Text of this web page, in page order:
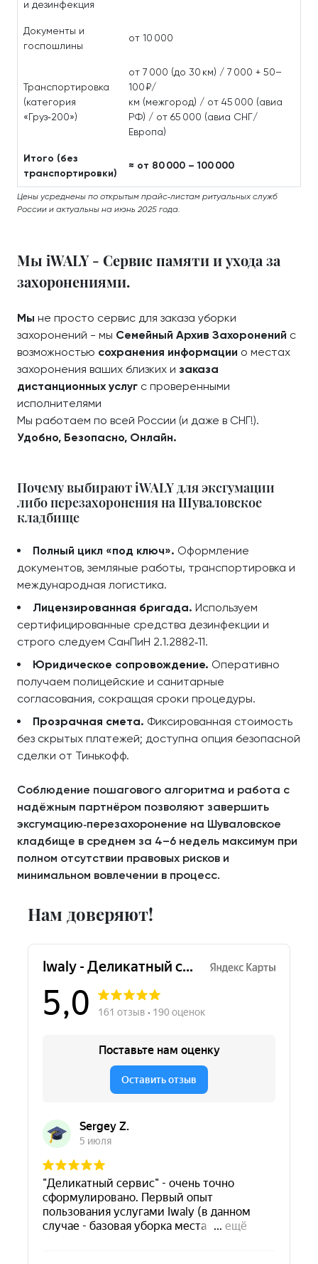
и дезинфекция
Документы и
госпошлины
от 10 000
Транспортировка
(категория
«Груз‑200»)
от 7 000 (до 30 км) / 7 000 + 50–
100 ₽/
км (межгород) / от 45 000 (авиа
РФ) / от 65 000 (авиа СНГ/
Европа)
Итого (без
транспортировки)
≈ от 80 000 – 100 000
Цены усреднены по открытым прайс‑листам ритуальных служб
России и актуальны на июнь 2025 года.
Мы iWALY - Сервис памяти и ухода за
захоронениями.
Мы не просто сервис для заказа уборки
захоронений - мы Семейный Архив Захоронений с
возможностью сохранения информации о местах
захоронения ваших близких и заказа
дистанционных услуг с проверенными
исполнителями
Мы работаем по всей России (и даже в СНГ!).
Удобно, Безопасно, Онлайн.
Почему выбирают iWALY для эксгумации
либо перезахоронения на Шуваловское
кладбище
Полный цикл «под ключ». Оформление
документов, земляные работы, транспортировка и
международная логистика.
Лицензированная бригада. Используем
сертифицированные средства дезинфекции и
строго следуем СанПиН 2.1.2882‑11.
Юридическое сопровождение. Оперативно
получаем полицейские и санитарные
согласования, сокращая сроки процедуры.
Прозрачная смета. Фиксированная стоимость
без скрытых платежей; доступна опция безопасной
сделки от Тинькофф.
Соблюдение пошагового алгоритма и работа с
надёжным партнёром позволяют завершить
эксгумацию‑перезахоронение на Шуваловское
кладбище в среднем за 4–6 недель максимум при
полном отсутствии правовых рисков и
минимальном вовлечении в процесс.
Нам доверяют!